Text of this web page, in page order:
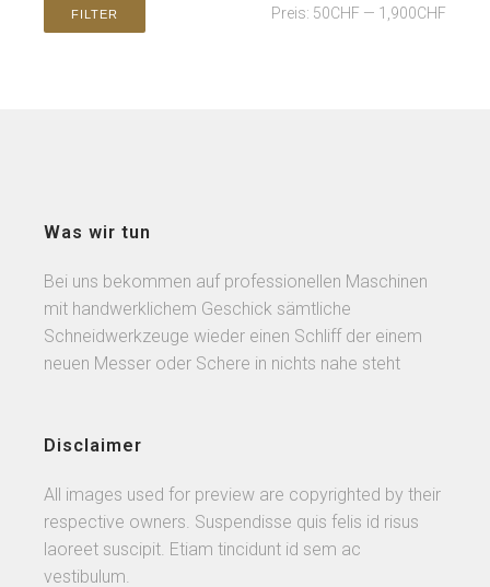
FILTER Preis: 50CHF — 1,900CHF
Was wir tun
Bei uns bekommen auf professionellen Maschinen
mit handwerklichem Geschick sämtliche
Schneidwerkzeuge wieder einen Schliff der einem
neuen Messer oder Schere in nichts nahe steht
Disclaimer
All images used for preview are copyrighted by their
respective owners. Suspendisse quis felis id risus
laoreet suscipit. Etiam tincidunt id sem ac
vestibulum.